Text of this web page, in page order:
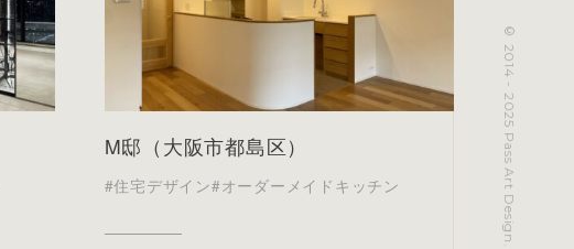
© 2014 - 2025 Pass Art Design.
M邸（大阪市都島区）
#住宅デザイン#オーダーメイドキッチン